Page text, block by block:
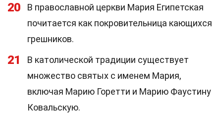
20
В православной церкви Мария Египетская
почитается как покровительница кающихся
грешников.
21
В католической традиции существует
множество святых с именем Мария,
включая Марию Горетти и Марию Фаустину
Ковальскую.